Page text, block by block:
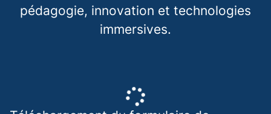
pédagogie, innovation et technologies
immersives.